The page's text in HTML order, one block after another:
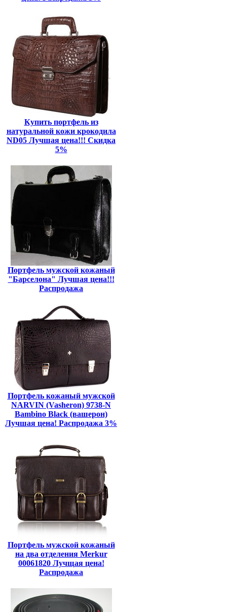
Купить портфель из
натуральной кожи крокодила
ND05 Лучшая цена!!! Скидка
5%
Портфель мужской кожаный
"Барселона" Лучшая цена!!!
Распродажа
Портфель кожаный мужской
NARVIN (Vasheron) 9738-N
Bambino Black (вашерон)
Лучшая цена! Распродажа 3%
Портфель мужской кожаный
на два отделения Merkur
00061820 Лучщая цена!
Распродажа